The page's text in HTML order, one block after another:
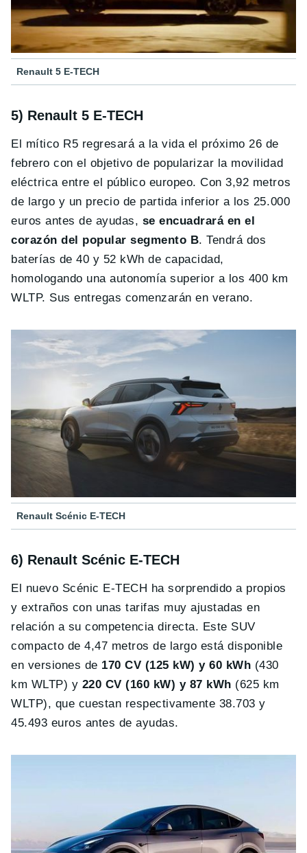
Renault 5 E-TECH
5) Renault 5 E-TECH
El mítico R5 regresará a la vida el próximo 26 de
febrero con el objetivo de popularizar la movilidad
eléctrica entre el público europeo. Con 3,92 metros
de largo y un precio de partida inferior a los 25.000
euros antes de ayudas, se encuadrará en el
corazón del popular segmento B. Tendrá dos
baterías de 40 y 52 kWh de capacidad,
homologando una autonomía superior a los 400 km
WLTP. Sus entregas comenzarán en verano.
Renault Scénic E-TECH
6) Renault Scénic E-TECH
El nuevo Scénic E-TECH ha sorprendido a propios
y extraños con unas tarifas muy ajustadas en
relación a su competencia directa. Este SUV
compacto de 4,47 metros de largo está disponible
en versiones de 170 CV (125 kW) y 60 kWh (430
km WLTP) y 220 CV (160 kW) y 87 kWh (625 km
WLTP), que cuestan respectivamente 38.703 y
45.493 euros antes de ayudas.